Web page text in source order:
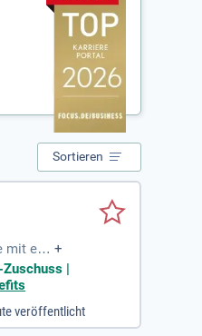
Sortieren
mit ein +
|
veröffentlicht